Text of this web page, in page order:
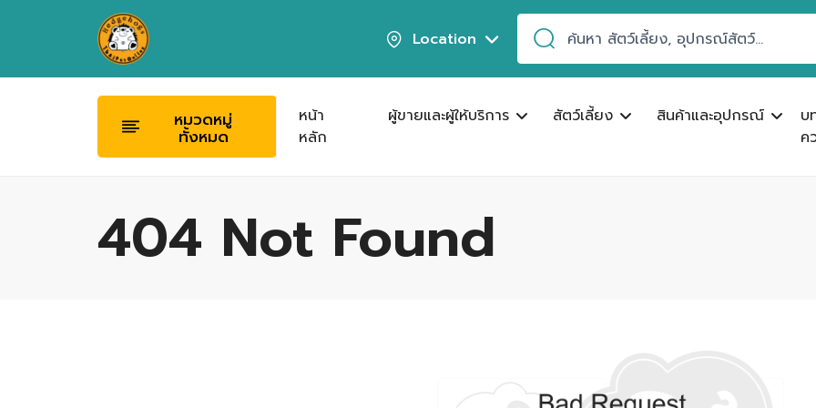
Location
หมวดหมู่
ทั้งหมด
หน้า
หลัก
ผู้ขายและผู้ให้บริการ สัตว์เลี้ยง สินค้าและอุปกรณ์
บ
ค
404 Not Found